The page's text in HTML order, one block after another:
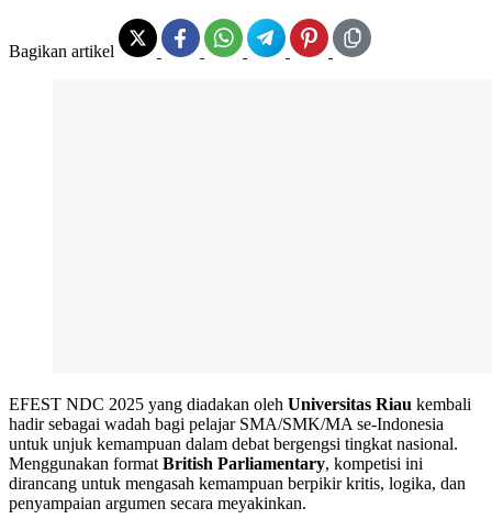
Bagikan artikel
EFEST NDC 2025 yang diadakan oleh Universitas Riau kembali
hadir sebagai wadah bagi pelajar SMA/SMK/MA se-Indonesia
untuk unjuk kemampuan dalam debat bergengsi tingkat nasional.
Menggunakan format British Parliamentary, kompetisi ini
dirancang untuk mengasah kemampuan berpikir kritis, logika, dan
penyampaian argumen secara meyakinkan.